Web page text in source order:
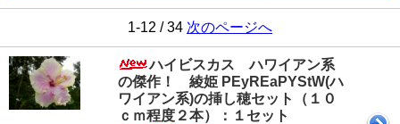
1-12 / 34 次のページへ
ハイビスカス ハワイアン系
の傑作！ 綾姫 PEyREaPYStW(ハ
ワイアン系)の挿し穂セット（１０
ｃｍ程度２本）：１セット